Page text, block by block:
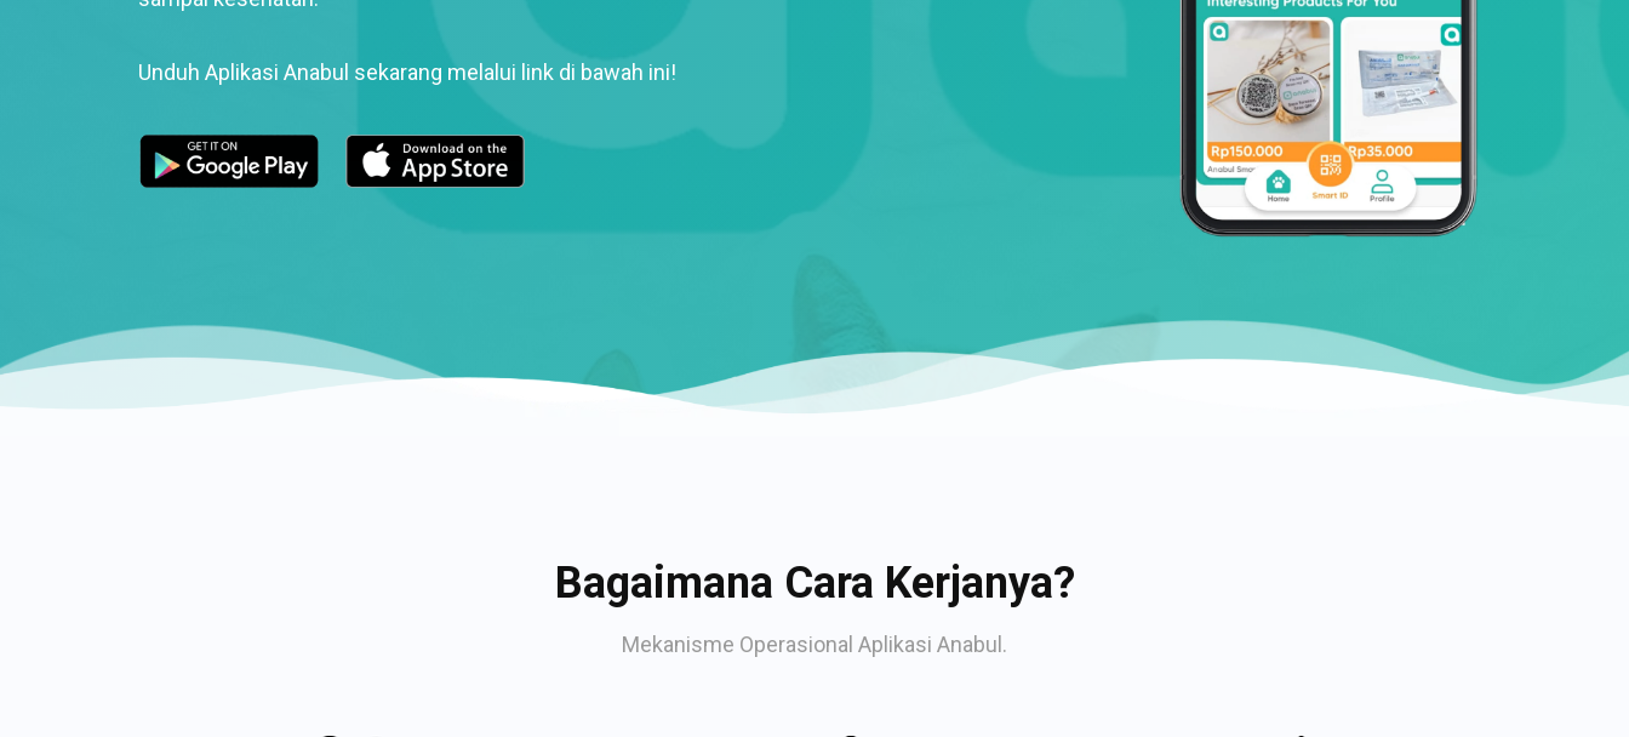
Unduh Aplikasi Anabul sekarang melalui link di bawah ini!
Bagaimana Cara Kerjanya?
Mekanisme Operasional Aplikasi Anabul.